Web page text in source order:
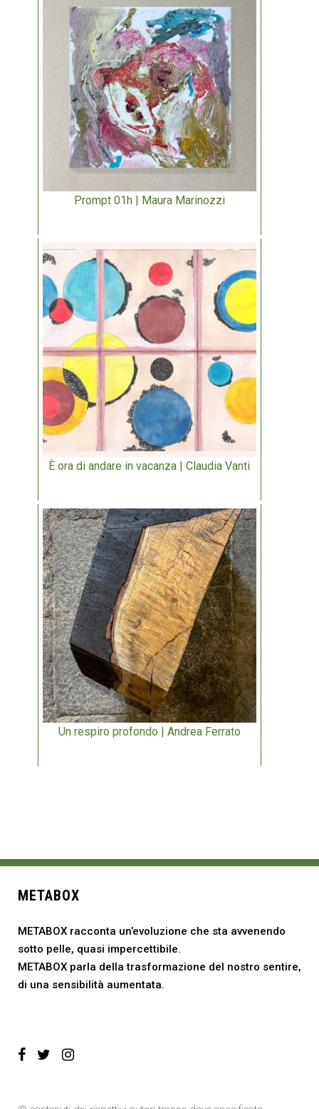
Prompt 01h | Maura Marinozzi
È ora di andare in vacanza | Claudia Vanti
Un respiro profondo | Andrea Ferrato
METABOX
METABOX racconta un’evoluzione che sta avvenendo
sotto pelle, quasi impercettibile.
METABOX parla della trasformazione del nostro sentire,
di una sensibilità aumentata.